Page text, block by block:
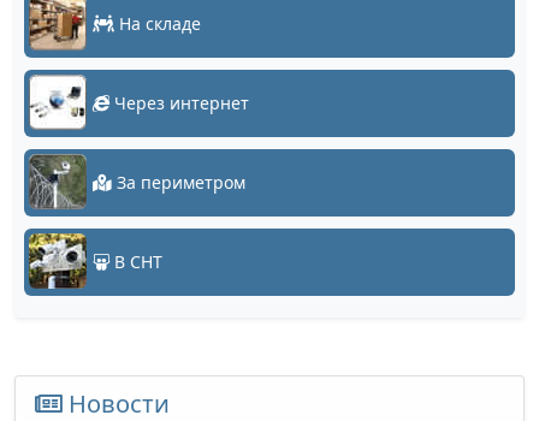
На складе
Через интернет
За периметром
В СНТ
Новости